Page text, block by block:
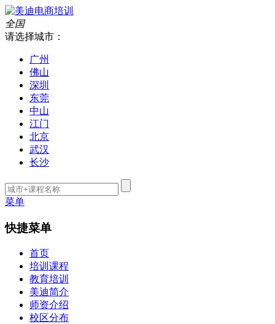
全国
请选择城市：
广州
佛山
深圳
东莞
中山
江门
北京
武汉
长沙
菜单
快捷菜单
首页
培训课程
教育培训
美迪简介
师资介绍
校区分布